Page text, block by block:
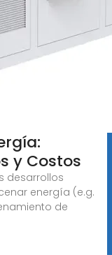
y Costos
desarrollos
energía (e.g.
de